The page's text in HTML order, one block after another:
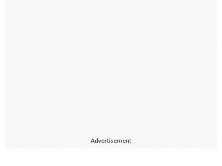
Advertisement